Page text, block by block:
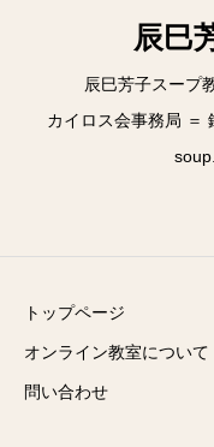
辰巳
辰巳芳子スープ
カイロス会事務局 ＝
トップページ
オンライン教室について
問い合わせ